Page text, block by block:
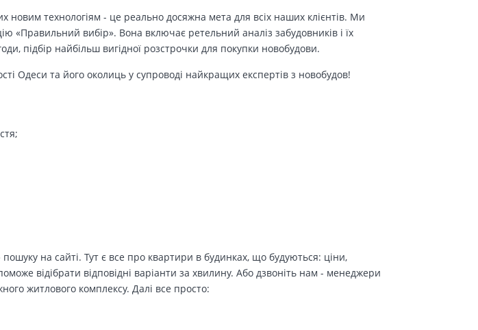
новим технологіям - це реально досяжна мета для всіх наших клієнтів. Ми
«Правильний вибір». Вона включає ретельний аналіз забудовників і їх
підбір найбільш вигідної розстрочки для покупки новобудови.
Одеси та його околиць у супроводі найкращих експертів з новобудов!
на сайті. Тут є все про квартири в будинках, що будуються: ціни,
відібрати відповідні варіанти за хвилину. Або дзвоніть нам - менеджери
житлового комплексу. Далі все просто: